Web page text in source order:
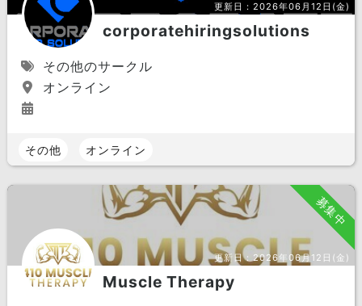
更新日：2026年06月12日(金)
corporatehiringsolutions
その他のサークル
オンライン
その他 オンライン
募集中
更新日： 2026年06月12日(金)
Muscle Therapy